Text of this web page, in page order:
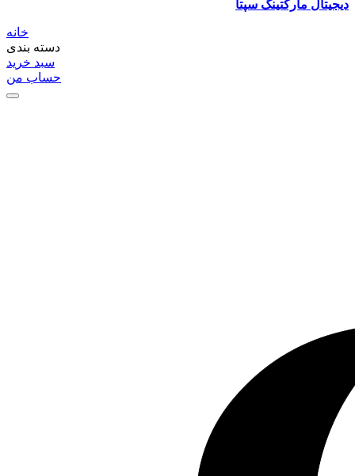
دیجیتال مارکتینگ سپتا
خانه
دسته بندی
سبد خرید
حساب من